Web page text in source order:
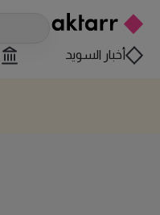
أخبار السويد